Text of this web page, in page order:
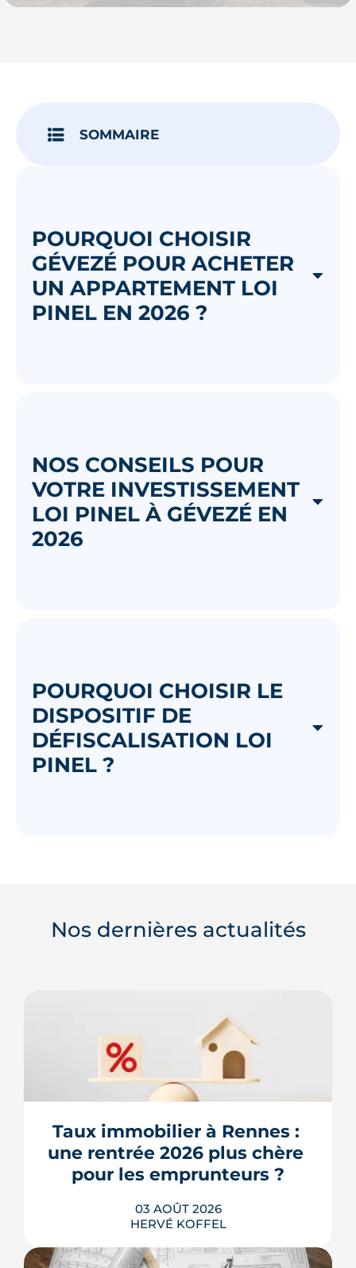
SOMMAIRE
POURQUOI CHOISIR
GÉVEZÉ POUR ACHETER
UN APPARTEMENT LOI
PINEL EN 2026 ?
NOS CONSEILS POUR
VOTRE INVESTISSEMENT
LOI PINEL À GÉVEZÉ EN
2026
POURQUOI CHOISIR LE
DISPOSITIF DE
DÉFISCALISATION LOI
PINEL ?
Nos dernières actualités
Taux immobilier à Rennes :
une rentrée 2026 plus chère
pour les emprunteurs ?
03 AOÛT 2026
HERVÉ KOFFEL